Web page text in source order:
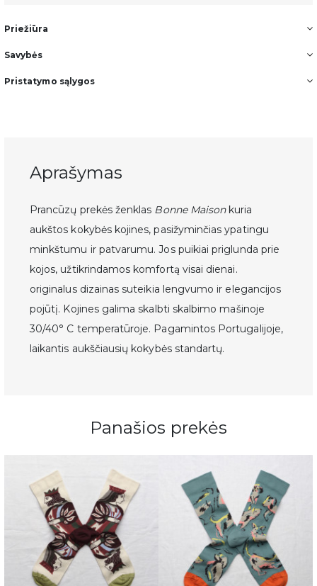
Priežiūra
Savybės
Pristatymo sąlygos
Aprašymas
Prancūzų prekės ženklas Bonne Maisonkuria
aukštos kokybės kojines, pasižyminčias ypatingu
minkštumu ir patvarumu. Jos puikiai priglunda prie
kojos, užtikrindamos komfortą visai dienai.
originalus dizainas suteikia lengvumo ir elegancijos
pojūtį. Kojines galima skalbti skalbimo mašinoje
30/40° C temperatūroje. Pagamintos Portugalijoje,
laikantis aukščiausių kokybės standartų.
Panašios prekės